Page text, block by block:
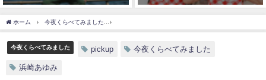
ホーム 今夜くらべてみました
今夜くらべてみました pickup 今夜くらべてみました
浜崎あゆみ